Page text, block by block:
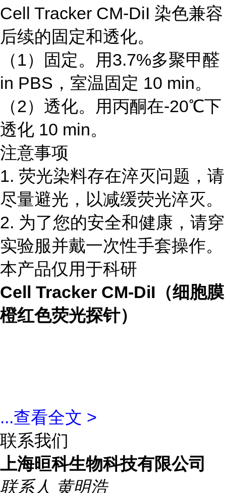
Cell Tracker CM-DiI 染色兼容
后续的固定和透化。
（1）固定。用3.7%多聚甲醛
in PBS，室温固定 10 min。
（2）透化。用丙酮在-20℃下
透化 10 min。
注意事项
1. 荧光染料存在淬灭问题，请
尽量避光，以减缓荧光淬灭。
2. 为了您的安全和健康，请穿
实验服并戴一次性手套操作。
本产品仅用于科研
Cell Tracker CM-DiI（细胞膜
橙红色荧光探针）
...查看全文 >
联系我们
上海晅科生物科技有限公司
联系人 黄明浩